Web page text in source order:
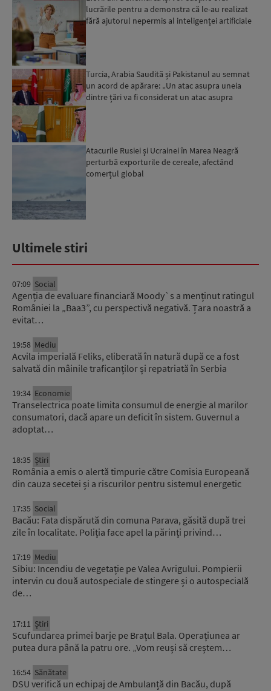
lucrările pentru a demonstra că le-au realizat
fără ajutorul nepermis al inteligenței artificiale
Turcia, Arabia Saudită și Pakistanul au semnat
un acord de apărare: „Un atac asupra uneia
dintre țări va fi considerat un atac asupra
Atacurile Rusiei și Ucrainei în Marea Neagră
perturbă exporturile de cereale, afectând
comerțul global
Ultimele stiri
07:09 Social
Agenția de evaluare financiară Moody`s a menținut ratingul
României la „Baa3”, cu perspectivă negativă. Țara noastră a
evitat…
19:58 Mediu
Acvila imperială Feliks, eliberată în natură după ce a fost
salvată din mâinile traficanților și repatriată în Serbia
19:34 Economie
Transelectrica poate limita consumul de energie al marilor
consumatori, dacă apare un deficit în sistem. Guvernul a
adoptat…
18:35 Știri
România a emis o alertă timpurie către Comisia Europeană
din cauza secetei și a riscurilor pentru sistemul energetic
17:35 Social
Bacău: Fata dispărută din comuna Parava, găsită după trei
zile în localitate. Poliția face apel la părinți privind…
17:19 Mediu
Sibiu: Incendiu de vegetație pe Valea Avrigului. Pompierii
intervin cu două autospeciale de stingere și o autospecială
de…
17:11 Știri
Scufundarea primei barje pe Brațul Bala. Operațiunea ar
putea dura până la patru ore. „Vom reuși să creștem…
16:54 Sănătate
DSU verifică un echipaj de Ambulanță din Bacău, după